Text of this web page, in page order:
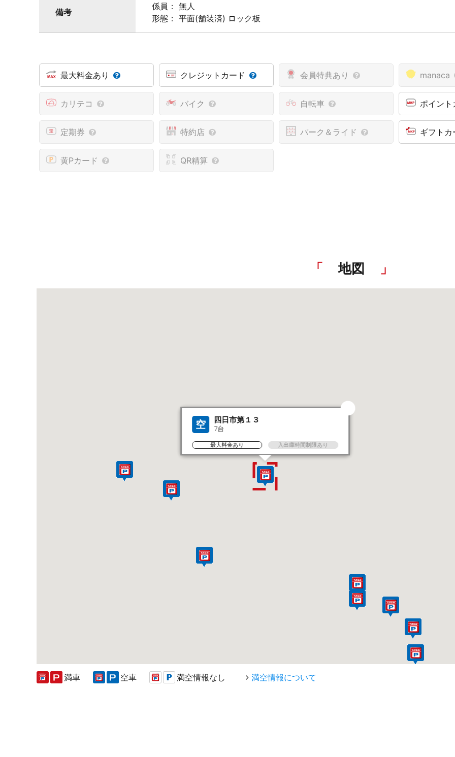
備考
係員： 無人
形態： 平面(舗装済) ロック板
最大料金あり クレジットカード 会員特典あり manaca
カリテコ バイク 自転車 ポイン
定期券 特約店 パーク＆ライド ギフト
黄Pカード QR精算
地図
空 四日市第１３
7台
最大料金あり 入出庫時間制限あり
満車 空車 満空情報なし 満空情報について